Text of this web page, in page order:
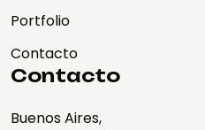
Portfolio
Contacto
Contacto
Buenos Aires,